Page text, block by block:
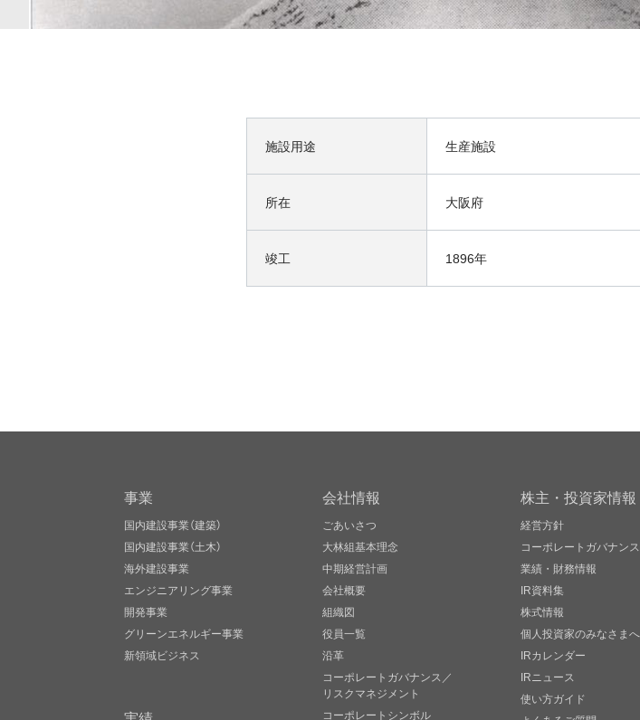
施設用途 生産施設
所在 大阪府
竣工 1896年
事業
国内建設事業（建築）
国内建設事業（土木）
海外建設事業
エンジニアリング事業
開発事業
グリーンエネルギー事業
新領域ビジネス
会社情報
ごあいさつ
大林組基本理念
中期経営計画
会社概要
組織図
役員一覧
沿革
コーポレートガバナンス／
リスクマネジメント
コーポレートシンボル
株主・投資家情報
経営方針
コーポレートガバナン
業績・財務情報
IR資料集
株式情報
個人投資家のみなさまへ
IRカレンダー
IRニュース
使い方ガイド